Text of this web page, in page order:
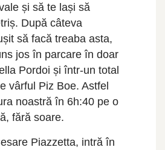
și să te lași să
După câteva
să facă treaba asta,
jos în parcare în doar
Pordoi și într-un total
vârful Piz Boe. Astfel
noastră în 6h:40 pe o
fără soare.
Piazzetta, intră în